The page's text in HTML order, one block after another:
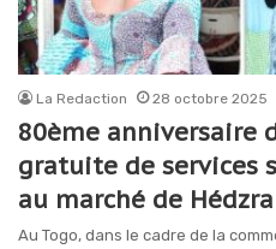
La Redaction 28 octobre 2025
80ème anniversaire
gratuite de services
au marché de
Au Togo, dans le cadre de la